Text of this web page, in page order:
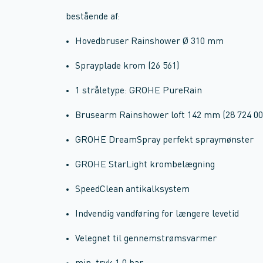
bestående af:
Hovedbruser Rainshower Ø 310 mm
Sprayplade krom (26 561)
1 stråletype: GROHE PureRain
Brusearm Rainshower loft 142 mm (28 724
GROHE DreamSpray perfekt spraymønster
GROHE StarLight krombelægning
SpeedClean antikalksystem
Indvendig vandføring for længere levetid
Velegnet til gennemstrømsvarmer